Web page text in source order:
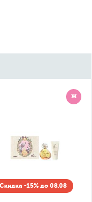
Ж
Скидка -15% до 08.08